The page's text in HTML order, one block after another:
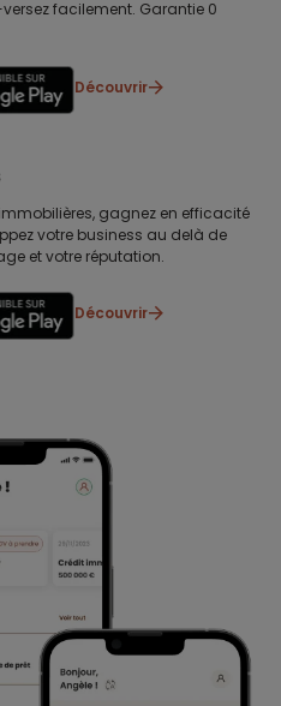
facilement. Garantie 0
Découvrir
gagnez en efficacité
votre business au delà de
et votre réputation.
Découvrir